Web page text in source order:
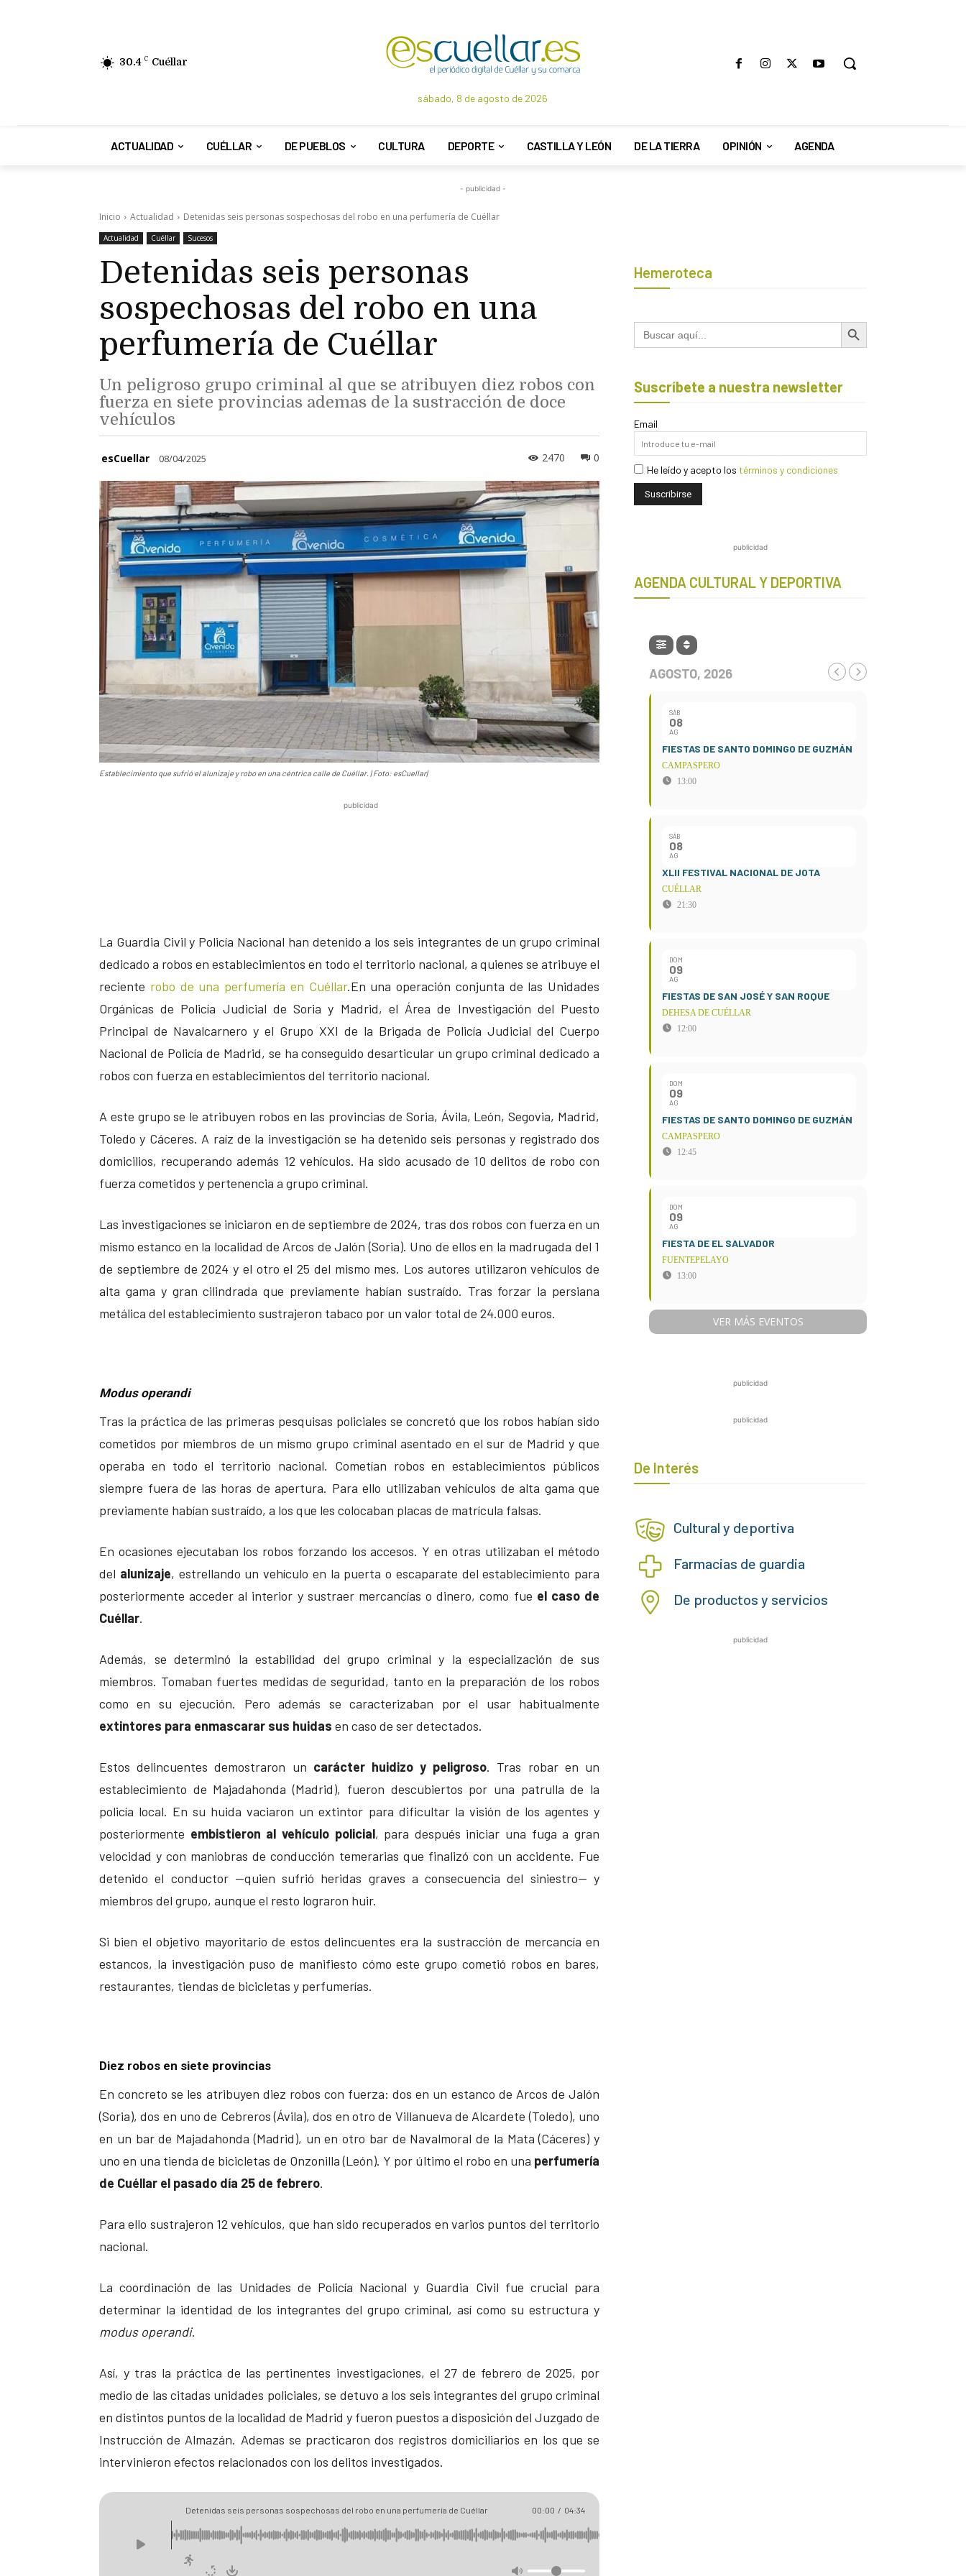
30.4 C Cuéllar
sábado, 8 de agosto de 2026
ACTUALIDAD CUÉLLAR DE PUEBLOS CULTURA DEPORTE CASTILLA Y LEÓN DE LA TIERRA OPINIÓN AGENDA
- publicidad -
Inicio Actualidad Detenidas seis personas sospechosas del robo en una perfumería de Cuéllar
Actualidad Cuéllar Sucesos
Detenidas seis personas
sospechosas del robo en una
perfumería de Cuéllar
Un peligroso grupo criminal al que se atribuyen diez robos con
fuerza en siete provincias ademas de la sustracción de doce
vehículos
esCuellar 08/04/2025 0
2470
Establecimiento que sufrió el alunizaje y robo en una céntrica calle de Cuéllar. | Foto: esCuellar|
publicidad
La Guardia Civil y Policía Nacional han detenido a los seis integrantes de un grupo criminal
dedicado a robos en establecimientos en todo el territorio nacional, a quienes se atribuye el
reciente robo de una perfumería en Cuéllar.En una operación conjunta de las Unidades
Orgánicas de Policía Judicial de Soria y Madrid, el Área de Investigación del Puesto
Principal de Navalcarnero y el Grupo XXI de la Brigada de Policía Judicial del Cuerpo
Nacional de Policía de Madrid, se ha conseguido desarticular un grupo criminal dedicado a
robos con fuerza en establecimientos del territorio nacional.
A este grupo se le atribuyen robos en las provincias de Soria, Ávila, León, Segovia, Madrid,
Toledo y Cáceres. A raíz de la investigación se ha detenido seis personas y registrado dos
domicilios, recuperando además 12 vehículos. Ha sido acusado de 10 delitos de robo con
fuerza cometidos y pertenencia a grupo criminal.
Las investigaciones se iniciaron en de septiembre de 2024, tras dos robos con fuerza en un
mismo estanco en la localidad de Arcos de Jalón (Soria). Uno de ellos en la madrugada del 1
de septiembre de 2024 y el otro el 25 del mismo mes. Los autores utilizaron vehículos de
alta gama y gran cilindrada que previamente habían sustraído. Tras forzar la persiana
metálica del establecimiento sustrajeron tabaco por un valor total de 24.000 euros.
Modus operandi
Tras la práctica de las primeras pesquisas policiales se concretó que los robos habían sido
cometidos por miembros de un mismo grupo criminal asentado en el sur de Madrid y que
operaba en todo el territorio nacional. Cometían robos en establecimientos públicos
siempre fuera de las horas de apertura. Para ello utilizaban vehículos de alta gama que
previamente habían sustraído, a los que les colocaban placas de matrícula falsas.
En ocasiones ejecutaban los robos forzando los accesos. Y en otras utilizaban el método
del alunizaje, estrellando un vehículo en la puerta o escaparate del establecimiento para
posteriormente acceder al interior y sustraer mercancías o dinero, como fue el caso de
Cuéllar.
Además, se determinó la estabilidad del grupo criminal y la especialización de sus
miembros. Tomaban fuertes medidas de seguridad, tanto en la preparación de los robos
como en su ejecución. Pero además se caracterizaban por el usar habitualmente
extintores para enmascarar sus huidas en caso de ser detectados.
Estos delincuentes demostraron un carácter huidizo y peligroso. Tras robar en un
establecimiento de Majadahonda (Madrid), fueron descubiertos por una patrulla de la
policía local. En su huida vaciaron un extintor para dificultar la visión de los agentes y
posteriormente embistieron al vehículo policial, para después iniciar una fuga a gran
velocidad y con maniobras de conducción temerarias que finalizó con un accidente. Fue
detenido el conductor —quien sufrió heridas graves a consecuencia del siniestro— y
miembros del grupo, aunque el resto lograron huir.
Si bien el objetivo mayoritario de estos delincuentes era la sustracción de mercancía en
estancos, la investigación puso de manifiesto cómo este grupo cometió robos en bares,
restaurantes, tiendas de bicicletas y perfumerías.
Diez robos en siete provincias
En concreto se les atribuyen diez robos con fuerza: dos en un estanco de Arcos de Jalón
(Soria), dos en uno de Cebreros (Ávila), dos en otro de Villanueva de Alcardete (Toledo), uno
en un bar de Majadahonda (Madrid), un en otro bar de Navalmoral de la Mata (Cáceres) y
uno en una tienda de bicicletas de Onzonilla (León). Y por último el robo en una perfumería
de Cuéllar el pasado día 25 de febrero.
Para ello sustrajeron 12 vehículos, que han sido recuperados en varios puntos del territorio
nacional.
La coordinación de las Unidades de Policía Nacional y Guardia Civil fue crucial para
determinar la identidad de los integrantes del grupo criminal, así como su estructura y
modus operandi.
Así, y tras la práctica de las pertinentes investigaciones, el 27 de febrero de 2025, por
medio de las citadas unidades policiales, se detuvo a los seis integrantes del grupo criminal
en distintos puntos de la localidad de Madrid y fueron puestos a disposición del Juzgado de
Instrucción de Almazán. Ademas se practicaron dos registros domiciliarios en los que se
intervinieron efectos relacionados con los delitos investigados.
Detenidas seis personas sospechosas del robo en una perfumería de Cuéllar 00:00 / 04:34
Hemeroteca
Buscar: Botón de búsqueda
Suscríbete a nuestra newsletter
Email
He leído y acepto los términos y condiciones
publicidad
AGENDA CULTURAL Y DEPORTIVA
AGOSTO, 2026
SÁB
08
AG
FIESTAS DE SANTO DOMINGO DE GUZMÁN
CAMPASPERO
13:00
SÁB
08
AG
XLII FESTIVAL NACIONAL DE JOTA
CUÉLLAR
21:30
DOM
09
AG
FIESTAS DE SAN JOSÉ Y SAN ROQUE
DEHESA DE CUÉLLAR
12:00
DOM
09
AG
FIESTAS DE SANTO DOMINGO DE GUZMÁN
CAMPASPERO
12:45
DOM
09
AG
FIESTA DE EL SALVADOR
FUENTEPELAYO
13:00
VER MÁS EVENTOS
publicidad
publicidad
De Interés
Cultural y deportiva
Farmacias de guardia
De productos y servicios
publicidad